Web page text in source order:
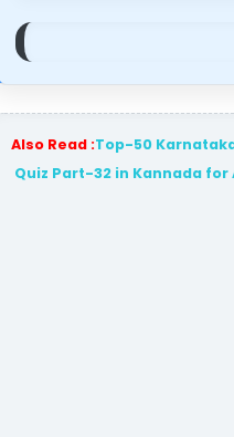
Also Read :Top-50
Quiz Part-32 in Kannada